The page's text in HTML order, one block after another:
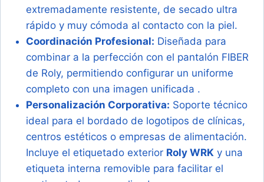
extremadamente resistente, de secado ultra
rápido y muy cómoda al contacto con la piel.
Coordinación Profesional: Diseñada para
combinar a la perfección con el pantalón FIBER
de Roly, permitiendo configurar un uniforme
completo con una imagen unificada .
Personalización Corporativa: Soporte técnico
ideal para el bordado de logotipos de clínicas,
centros estéticos o empresas de alimentación.
Incluye el etiquetado exterior Roly WRKy una
etiqueta interna removible para facilitar el